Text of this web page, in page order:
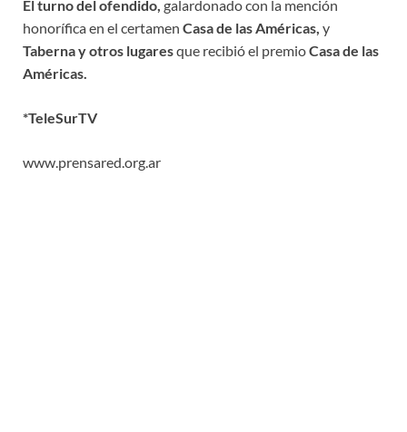
El turno del ofendido, galardonado con la mención
honorífica en el certamen Casa de las Américas, y
Tabernay otros lugaresque recibió el premioCasa de las
Américas.
*TeleSurTV
www.prensared.org.ar